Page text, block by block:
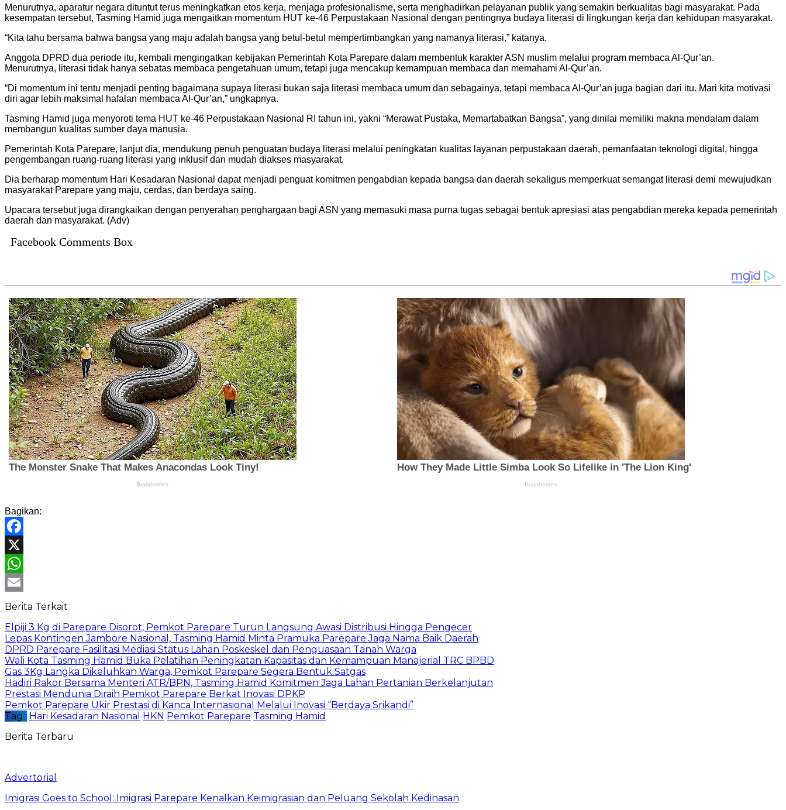
Menurutnya, aparatur negara dituntut terus meningkatkan etos kerja, menjaga profesionalisme, serta menghadirkan pelayanan publik yang semakin berkualitas bagi masyarakat. Pada
kesempatan tersebut, Tasming Hamid juga mengaitkan momentum HUT ke-46 Perpustakaan Nasional dengan pentingnya budaya literasi di lingkungan kerja dan kehidupan masyarakat.
“Kita tahu bersama bahwa bangsa yang maju adalah bangsa yang betul-betul mempertimbangkan yang namanya literasi,” katanya.
Anggota DPRD dua periode itu, kembali mengingatkan kebijakan Pemerintah Kota Parepare dalam membentuk karakter ASN muslim melalui program membaca Al-Qur’an.
Menurutnya, literasi tidak hanya sebatas membaca pengetahuan umum, tetapi juga mencakup kemampuan membaca dan memahami Al-Qur’an.
“Di momentum ini tentu menjadi penting bagaimana supaya literasi bukan saja literasi membaca umum dan sebagainya, tetapi membaca Al-Qur’an juga bagian dari itu. Mari kita motivasi
diri agar lebih maksimal hafalan membaca Al-Qur’an,” ungkapnya.
Tasming Hamid juga menyoroti tema HUT ke-46 Perpustakaan Nasional RI tahun ini, yakni “Merawat Pustaka, Memartabatkan Bangsa”, yang dinilai memiliki makna mendalam dalam
membangun kualitas sumber daya manusia.
Pemerintah Kota Parepare, lanjut dia, mendukung penuh penguatan budaya literasi melalui peningkatan kualitas layanan perpustakaan daerah, pemanfaatan teknologi digital, hingga
pengembangan ruang-ruang literasi yang inklusif dan mudah diakses masyarakat.
Dia berharap momentum Hari Kesadaran Nasional dapat menjadi penguat komitmen pengabdian kepada bangsa dan daerah sekaligus memperkuat semangat literasi demi mewujudkan
masyarakat Parepare yang maju, cerdas, dan berdaya saing.
Upacara tersebut juga dirangkaikan dengan penyerahan penghargaan bagi ASN yang memasuki masa purna tugas sebagai bentuk apresiasi atas pengabdian mereka kepada pemerintah
daerah dan masyarakat. (Adv)
Facebook Comments Box
Bagikan:
Facebook
X
WhatsApp
Email
Berita Terkait
Elpiji 3 Kg di Parepare Disorot, Pemkot Parepare Turun Langsung Awasi Distribusi Hingga Pengecer
Lepas Kontingen Jambore Nasional, Tasming Hamid Minta Pramuka Parepare Jaga Nama Baik Daerah
DPRD Parepare Fasilitasi Mediasi Status Lahan Poskeskel dan Penguasaan Tanah Warga
Wali Kota Tasming Hamid Buka Pelatihan Peningkatan Kapasitas dan Kemampuan Manajerial TRC BPBD
Gas 3Kg Langka Dikeluhkan Warga, Pemkot Parepare Segera Bentuk Satgas
Hadiri Rakor Bersama Menteri ATR/BPN, Tasming Hamid Komitmen Jaga Lahan Pertanian Berkelanjutan
Prestasi Mendunia Diraih Pemkot Parepare Berkat Inovasi DPKP
Pemkot Parepare Ukir Prestasi di Kanca Internasional Melalui Inovasi “Berdaya Srikandi”
Tag : Hari Kesadaran Nasional HKN Pemkot Parepare Tasming Hamid
Berita Terbaru
Advertorial
Imigrasi Goes to School: Imigrasi Parepare Kenalkan Keimigrasian dan Peluang Sekolah Kedinasan